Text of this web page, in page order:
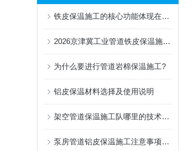
铁皮保温施工的核心功能体现在三个方面
2026京津冀工业管道铁皮保温施工方案
为什么要进行管道岩棉保温施工?
铝皮保温材料选择及使用说明
架空管道保温施工队哪里的技术要好
泵房管道铝皮保温施工注意事项有哪些